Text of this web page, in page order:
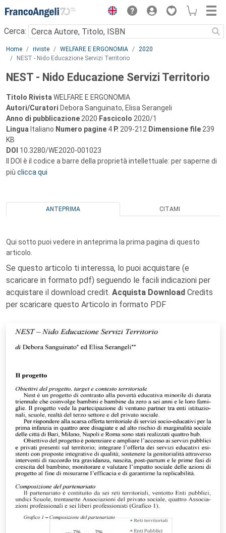
Menu
Cerca:
Main content
Home riviste WELFARE E ERGONOMIA
2020
NEST - Nido Educazione Servizi Territorio
NEST - Nido Educazione Servizi Territorio
Titolo Rivista WELFARE E ERGONOMIA
Autori/Curatori Debora Sanguinato, Elisa Serangeli
Anno di pubblicazione 2020 Fascicolo 2020/1
Lingua Italiano Numero pagine 4 P. 209-212 Dimensione file 239
KB
DOI 10.3280/WE2020-001023
Il DOI è il codice a barre della proprietà intellettuale: per saperne di
più clicca qui
ANTEPRIMA CITAMI
Qui sotto puoi vedere in anteprima la prima pagina di questo
articolo.
Se questo articolo ti interessa, lo puoi acquistare (e
scaricare in formato pdf) seguendo le facili indicazioni per
acquistare il download credit. Acquista Download Credits
per scaricare questo Articolo in formato PDF